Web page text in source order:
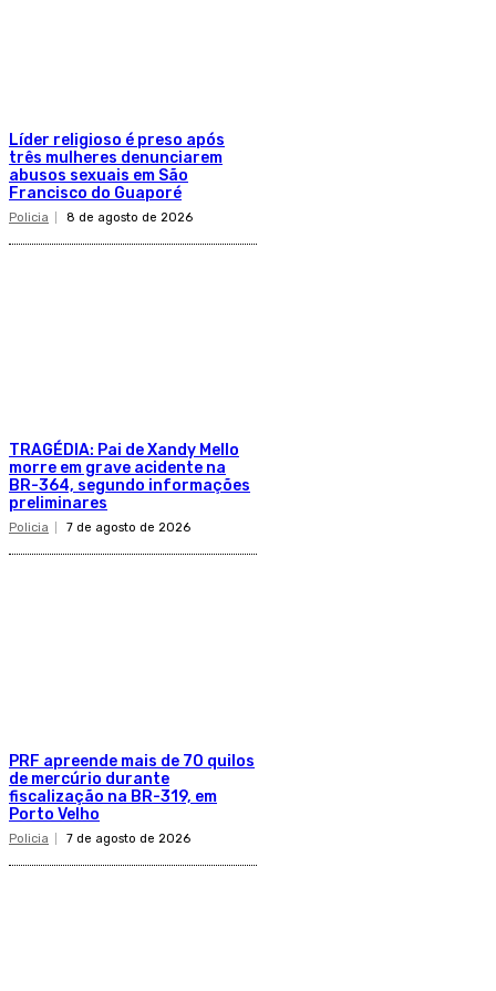
Líder religioso é preso após
três mulheres denunciarem
abusos sexuais em São
Francisco do Guaporé
Policia 8 de agosto de 2026
TRAGÉDIA: Pai de Xandy Mello
morre em grave acidente na
BR-364, segundo informações
preliminares
Policia 7 de agosto de 2026
PRF apreende mais de 70 quilos
de mercúrio durante
fiscalização na BR-319, em
Porto Velho
Policia 7 de agosto de 2026